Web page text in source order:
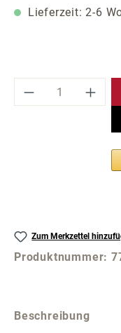
Lieferzeit: 2-6
Produkt
Zum Merkzettel
Produktnummer:
Beschreibung